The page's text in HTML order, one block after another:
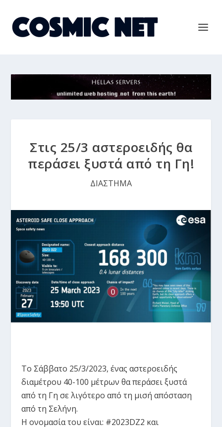
Στις 25/3 αστεροειδής θα
περάσει ξυστά από τη Γη!
ΔΙΑΣΤΗΜΑ
Το Σάββατο 25/3/2023, ένας αστεροειδής
διαμέτρου 40-100 μέτρων θα περάσει ξυστά
από τη Γη σε λιγότερο από τη μισή απόσταση
από τη Σελήνη.
Η ονομασία του είναι: #2023DZ2 και